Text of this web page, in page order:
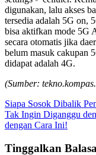
digunakan, lalu akses
tersedia adalah 5G on,
bisa aktifkan mode 5G
secara otomatis jika
belum masuk cakupan
didapat adalah 4G.
(Sumber:
Navigasi
pos
Siapa Sosok Dibalik
Tak Ingin Diganggu
dengan Cara Ini!
Tinggalkan